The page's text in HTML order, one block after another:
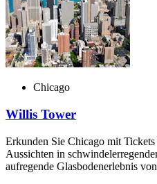
Chicago
Willis Tower
Erkunden Sie Chicago mit
Aussichten in
aufregende Glasbodenerlebnis